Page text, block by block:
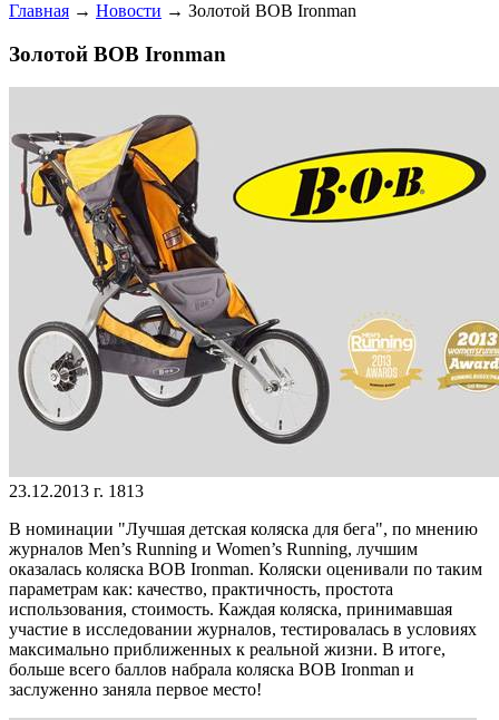
Главная → Новости → Золотой BOB Ironman
Золотой BOB Ironman
23.12.2013 г. 1813
В номинации "Лучшая детская коляска для бега", по мнению
журналов Men’s Running и Women’s Running, лучшим
оказалась коляска BOB Ironman. Коляски оценивали по таким
параметрам как: качество, практичность, простота
использования, стоимость. Каждая коляска, принимавшая
участие в исследовании журналов, тестировалась в условиях
максимально приближенных к реальной жизни. В итоге,
больше всего баллов набрала коляска BOB Ironman и
заслуженно заняла первое место!